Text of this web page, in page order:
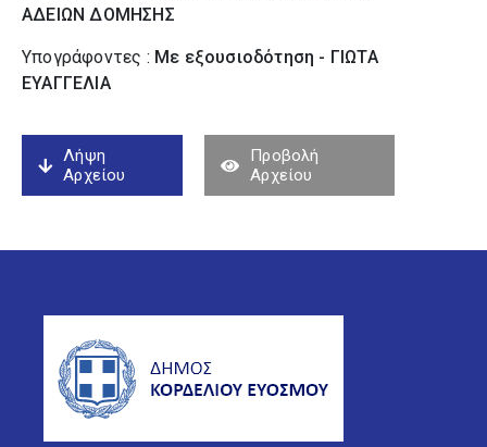
ΑΔΕΙΩΝ ΔΟΜΗΣΗΣ
Υπογράφοντες : Με εξουσιοδότηση - ΓΙΩΤΑ
ΕΥΑΓΓΕΛΙΑ
Λήψη
Αρχείου
Προβολή
Αρχείου